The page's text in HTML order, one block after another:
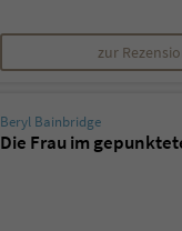
zur
Beryl Bainbridge
Die Frau im